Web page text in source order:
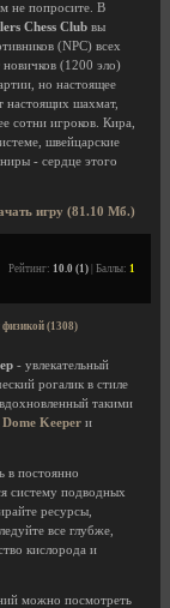
не попросите. В
Chess Club вы
(NPC) всех
(1200 эло)
но настоящее
настоящих шахмат,
сотни игроков. Кира,
швейцарские
- сердце этого
игру (81.10 Мб.)
Рейтинг: 10.0 (1) | Баллы: 1
(1308)
- увлекательный
рогалик в стиле
такими
Dome Keeper и
в постоянно
систему подводных
ресурсы,
все глубже,
кислорода и
можно посмотреть